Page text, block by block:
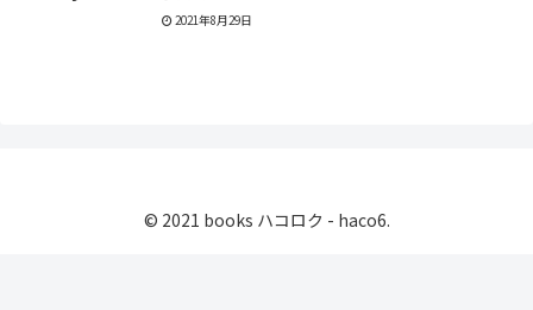
2021年8月29日
© 2021 books ハコロク - haco6.